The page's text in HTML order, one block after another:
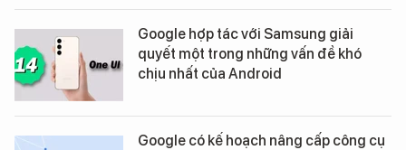
Google hợp tác với Samsung giải
quyết một trong những vấn đề khó
chịu nhất của Android
Google có kế hoạch nâng cấp công cụ